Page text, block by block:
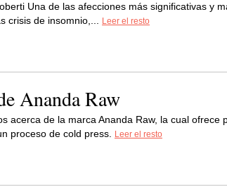
Una de las afecciones más significativas y
crisis de insomnio,...
Leer el resto
Ananda Raw
acerca de la marca Ananda Raw, la cual ofrece
proceso de cold press.
Leer el resto